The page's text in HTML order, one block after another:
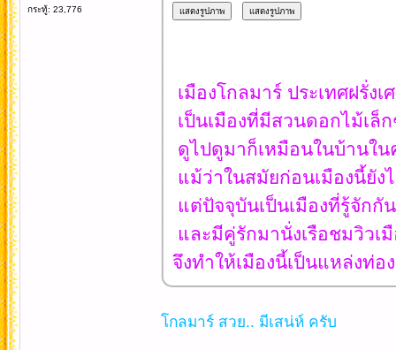
กระทู้: 23,776
เมืองโกลมาร์ ประเทศฝรั่ง
เป็นเมืองที่มีสวนดอกไม้เล็
ดูไปดูมาก็เหมือนในบ้านใน
แม้ว่าในสมัยก่อนเมืองนี้ยัง
แต่ปัจจุบันเป็นเมืองที่รู้จักกั
และมีคู่รักมานั่งเรือชมวิวเ
จึงทำให้เมืองนี้เป็นแหล่งท่อ
โกลมาร์ สวย.. มีเสน่ห์ ครับ